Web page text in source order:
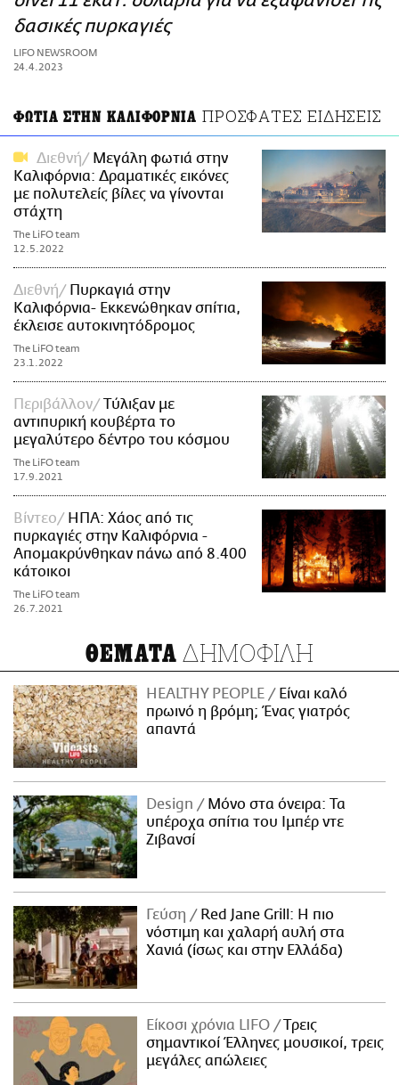
ΑΜΠΑ
PRINT
δασικές πυρκαγιές
LIFO NEWSROOM
24.4.2023
ΦΩΤΙΑ ΣΤΗΝ ΚΑΛΙΦΟΡΝΙΑ ΠΡΟΣΦΑΤΕΣ ΕΙΔΗΣΕΙΣ
Διεθνή
Μεγάλη φωτιά στην
Καλιφόρνια: Δραματικές εικόνες
με πολυτελείς βίλες να γίνονται
στάχτη
The LiFO team
12.5.2022
Διεθνή
Πυρκαγιά στην
Καλιφόρνια- Εκκενώθηκαν σπίτια,
έκλεισε αυτοκινητόδρομος
The LiFO team
23.1.2022
Περιβάλλον
Τύλιξαν με
αντιπυρική κουβέρτα το
μεγαλύτερο δέντρο του κόσμου
The LiFO team
17.9.2021
Βίντεο
ΗΠΑ: Χάος από τις
πυρκαγιές στην Καλιφόρνια -
Απομακρύνθηκαν πάνω από 8.400
κάτοικοι
The LiFO team
26.7.2021
ΘΕΜΑΤΑ ΔΗΜΟΦΙΛΗ
HEALTHY PEOPLE
Είναι καλό
πρωινό η βρόμη; Ένας γιατρός
απαντά
Design
Μόνο στα όνειρα: Τα
υπέροχα σπίτια του Ιμπέρ ντε
Ζιβανσί
Γεύση
Red Jane Grill: Η πιο
νόστιμη και χαλαρή αυλή στα
Χανιά (ίσως και στην Ελλάδα)
Είκοσι χρόνια LIFO
Tρεις
σημαντικοί Έλληνες μουσικοί, τρεις
μεγάλες απώλειες